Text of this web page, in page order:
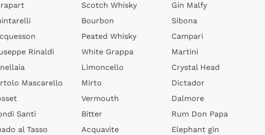
Rinaldi
Mascarello
Santi
al Tasso
Scotch Whisky
Bourbon
Peated Whisky
White Grappa
Limoncello
Mirto
Vermouth
Bitter
Acquavite
Gin Malfy
Sibona
Campari
Martini
Crystal Head
Dictador
Dalmore
Rum Don Papa
Elephant gin